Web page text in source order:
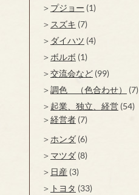
プジョー (1)
スズキ (7)
ダイハツ (4)
ボルボ (1)
交流会など (99)
調色 （色合わせ）
(7)
起業、独立、経営 (54)
経営者 (7)
ホンダ (6)
マツダ (8)
日産 (3)
トヨタ (33)